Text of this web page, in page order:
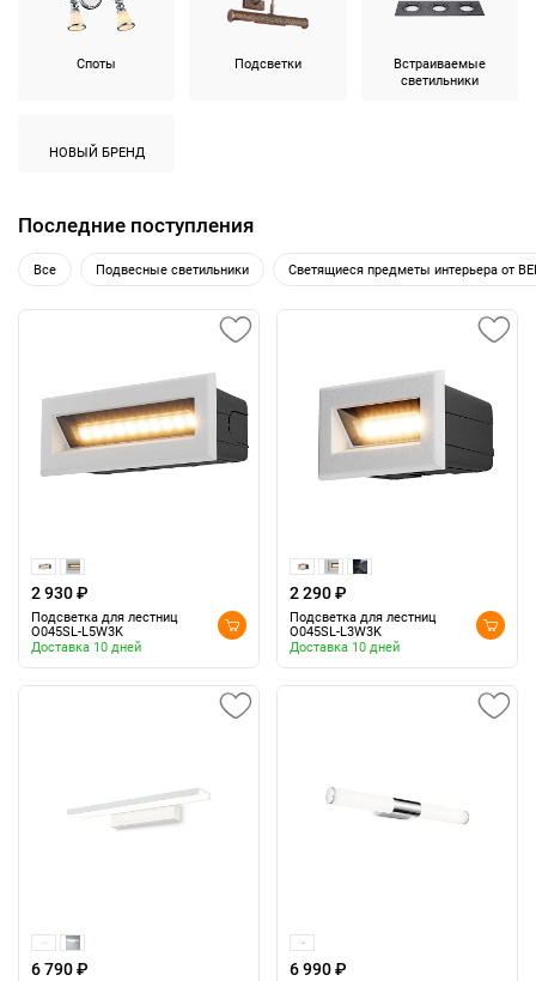
Споты Подсветки
Встраиваемые
светильники
НОВЫЙ БРЕНД
Последние поступления
Все Подвесные светильники Светящиеся предметы интерьера от
2 930 ₽
Подсветка для лестниц
O045SL-L5W3K
Доставка 10 дней
2 290 ₽
Подсветка для лестниц
O045SL-L3W3K
Доставка 10 дней
6 790 ₽ 6 990 ₽